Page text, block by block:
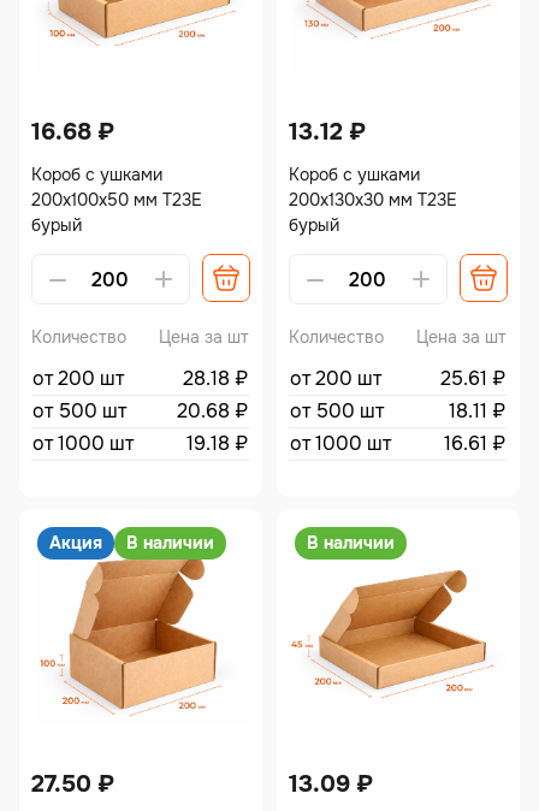
16.68 ₽
Короб с ушками
200х100х50 мм Т23Е
бурый
Количество Цена за шт
от 200 шт 28.18 ₽
от 500 шт
20.68 ₽
от 1000 шт
19.18 ₽
13.12 ₽
Короб с ушками
200х130х30 мм Т23Е
бурый
Количество Цена за шт
от 200 шт 25.61 ₽
от 500 шт
18.11 ₽
от 1000 шт
16.61 ₽
Акция В наличии
27.50 ₽
В наличии
13.09 ₽